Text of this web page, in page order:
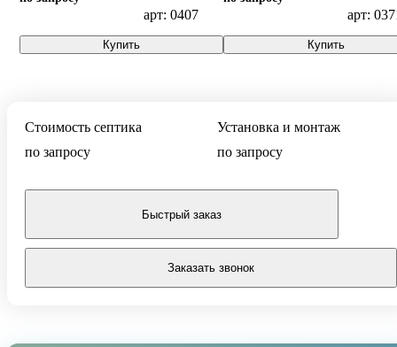
арт: 0407
Купить
арт:
Купить
Стоимость септика
по запросу
Быстрый заказ
Заказать звонок
Установка и монтаж
по запросу